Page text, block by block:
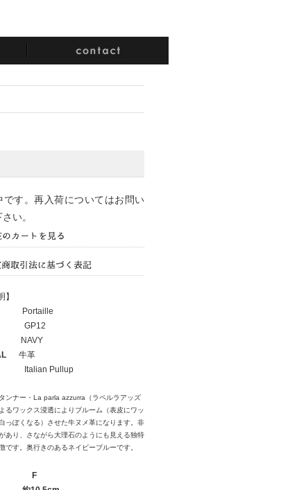
です。再入荷についてはお問い
い。
】
Portaille
牛革
Pullup
ンナー・La parla azzurra（ラペルラアッズ
るワックス浸透によりブルーム（表皮にワッ
っぽくなる）させた牛ヌメ革になります。非
あり、さながら大理石のようにも見える独特
です。奥行きのあるネイビーブルーです。
F